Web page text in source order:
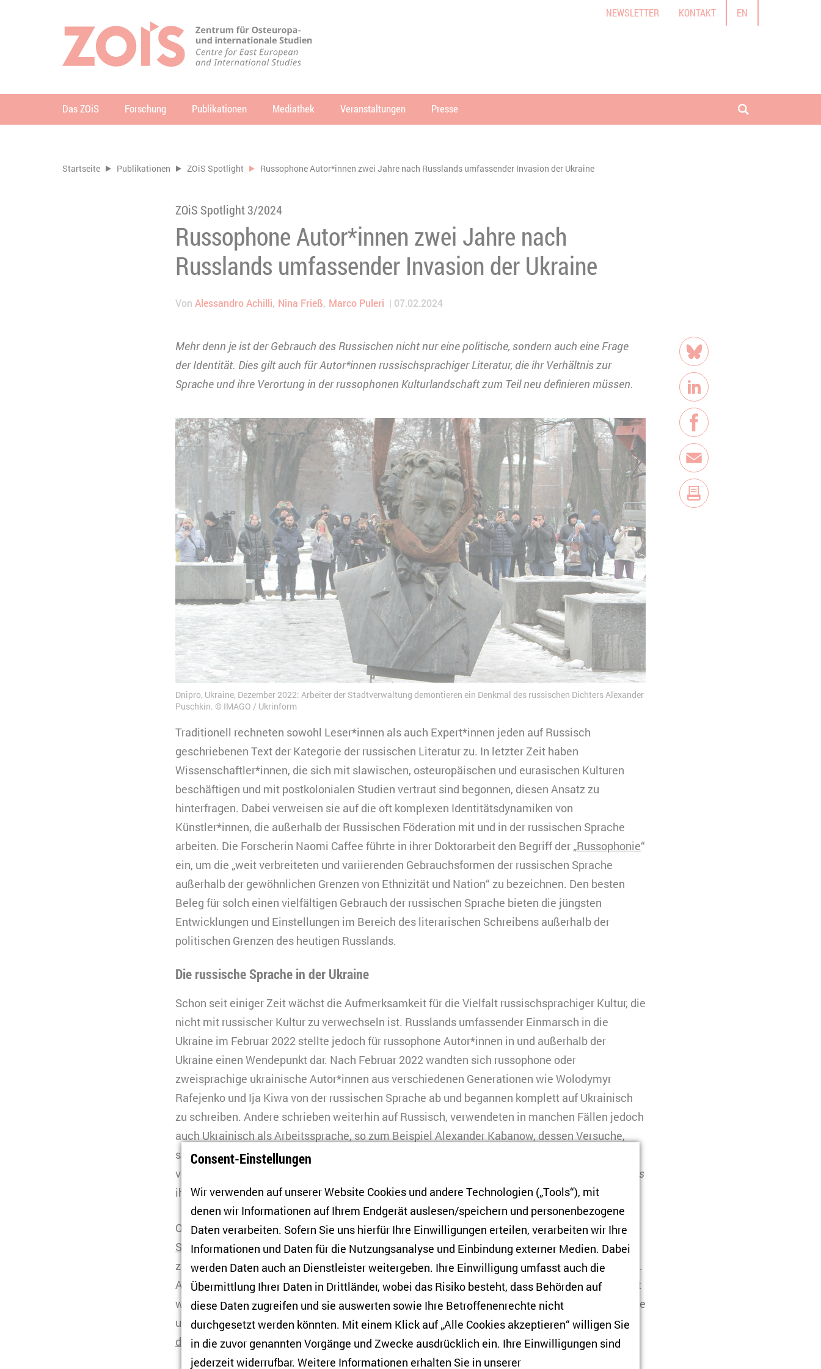
NEWSLETTER KONTAKT EN
Das ZOiS Forschung Publikationen Mediathek Veranstaltungen Presse Suche öffnen
Sie befinden sich hier:
Startseite Publikationen ZOiS Spotlight Russophone Autor*innen zwei Jahre nach Russlands umfassender Invasion der Ukraine
ZOiS Spotlight 3/2024
Russophone Autor*innen zwei Jahre nach
Russlands umfassender Invasion der Ukraine
Von Alessandro Achilli Nina Frieß Marco Puleri 07.02.2024
Mehr denn je ist der Gebrauch des Russischen nicht nur eine politische, sondern auch eine Frage
der Identität. Dies gilt auch für Autor*innen russischsprachiger Literatur, die ihr Verhältnis zur
Sprache und ihre Verortung in der russophonen Kulturlandschaft zum Teil neu definieren müssen.
Dnipro, Ukraine, Dezember 2022: Arbeiter der Stadtverwaltung demontieren ein Denkmal des russischen Dichters Alexander
Puschkin. © IMAGO / Ukrinform
Traditionell rechneten sowohl Leser*innen als auch Expert*innen jeden auf Russisch
geschriebenen Text der Kategorie der russischen Literatur zu. In letzter Zeit haben
Wissenschaftler*innen, die sich mit slawischen, osteuropäischen und eurasischen Kulturen
beschäftigen und mit postkolonialen Studien vertraut sind begonnen, diesen Ansatz zu
hinterfragen. Dabei verweisen sie auf die oft komplexen Identitätsdynamiken von
Künstler*innen, die außerhalb der Russischen Föderation mit und in der russischen Sprache
arbeiten. Die Forscherin Naomi Caffee führte in ihrer Doktorarbeit den Begriff der „Russophonie“
ein, um die „weit verbreiteten und variierenden Gebrauchsformen der russischen Sprache
außerhalb der gewöhnlichen Grenzen von Ethnizität und Nation“ zu bezeichnen. Den besten
Beleg für solch einen vielfältigen Gebrauch der russischen Sprache bieten die jüngsten
Entwicklungen und Einstellungen im Bereich des literarischen Schreibens außerhalb der
politischen Grenzen des heutigen Russlands.
Die russische Sprache in der Ukraine
Schon seit einiger Zeit wächst die Aufmerksamkeit für die Vielfalt russischsprachiger Kultur, die
nicht mit russischer Kultur zu verwechseln ist. Russlands umfassender Einmarsch in die
Ukraine im Februar 2022 stellte jedoch für russophone Autor*innen in und außerhalb der
Ukraine einen Wendepunkt dar. Nach Februar 2022 wandten sich russophone oder
zweisprachige ukrainische Autor*innen aus verschiedenen Generationen wie Wolodymyr
Rafejenko und Ija Kiwa von der russischen Sprache ab und begannen komplett auf Ukrainisch
zu schreiben. Andere schrieben weiterhin auf Russisch, verwendeten in manchen Fällen jedoch
auch Ukrainisch als Arbeitssprache, so zum Beispiel Alexander Kabanow, dessen Versuche,
sich mit seiner (russischen) Muttersprache auseinanderzusetzen, bereits mit einer 2017
veröffentlichten russischsprachigen Gedichtsammlung mit dem Titel
In der Sprache des Feindes
ihren Anfang nahmen.
Obwohl soziologische Untersuchungen gezeigt haben, dass die Bedeutung der ukrainischen
Spracheangesichts der verheerenden Zerstörungen infolge der russischen Invasion rapide
zugenommen hat, spielt die russische Sprache immer noch eine Rolle in der Kultur der Ukraine.
Andrej Kurkow, der zu den international renommiertesten ukrainischen Stimmen zählt, schreibt
weiterhin auf Russisch: für ihn bleibt Russisch seine innere Sprache, die Sprache seiner Träume
und seine Arbeitssprache, auch wenn die jüngsten Ereignisse zueinem tiefen Bruch zwischen
der russischen und der ukrainischen Realitätgeführt haben.
Teilen
Bluesky
LinkedIn
Facebook
E-Mail
Consent-Einstellungen
Wir verwenden auf unserer Website Cookies und andere Technologien („Tools“), mit
denen wir Informationen auf Ihrem Endgerät auslesen/speichern und personenbezogene
Daten verarbeiten. Sofern Sie uns hierfür Ihre Einwilligungen erteilen, verarbeiten wir Ihre
Informationen und Daten für die Nutzungsanalyse und Einbindung externer Medien. Dabei
werden Daten auch an Dienstleister weitergeben. Ihre Einwilligung umfasst auch die
Übermittlung Ihrer Daten in Drittländer, wobei das Risiko besteht, dass Behörden auf
diese Daten zugreifen und sie auswerten sowie Ihre Betroffenenrechte nicht
durchgesetzt werden könnten. Mit einem Klick auf „Alle Cookies akzeptieren“ willigen Sie
in die zuvor genannten Vorgänge und Zwecke ausdrücklich ein. Ihre Einwilligungen sind
jederzeit widerrufbar. Weitere Informationen erhalten Sie in unserer